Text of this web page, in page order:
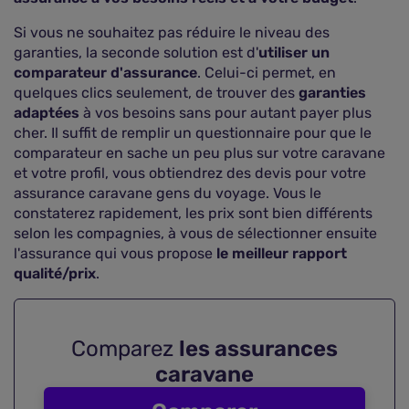
Si vous ne souhaitez pas réduire le niveau des
garanties, la seconde solution est d'utiliser un
comparateur d'assurance. Celui-ci permet, en
quelques clics seulement, de trouver des garanties
adaptées à vos besoins sans pour autant payer plus
cher. Il suffit de remplir un questionnaire pour que le
comparateur en sache un peu plus sur votre caravane
et votre profil, vous obtiendrez des devis pour votre
assurance caravane gens du voyage. Vous le
constaterez rapidement, les prix sont bien différents
selon les compagnies, à vous de sélectionner ensuite
l'assurance qui vous propose le meilleur rapport
qualité/prix.
Comparez les assurances
caravane